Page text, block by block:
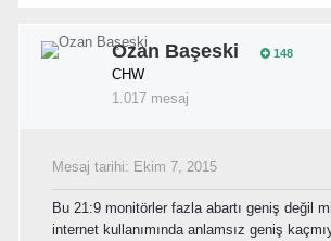
Ozan Başeski 148
CHW
1.017 mesaj
Mesaj tarihi: Ekim 7, 2015
Bu 21:9 monitörler fazla abartı geniş değil
internet kullanımında anlamsız geniş